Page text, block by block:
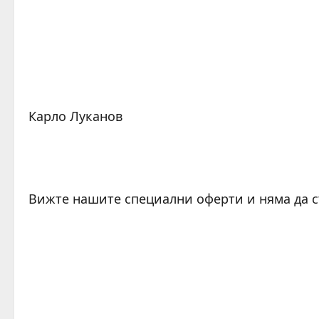
Карло Луканов
Вижте нашите специални оферти и няма да